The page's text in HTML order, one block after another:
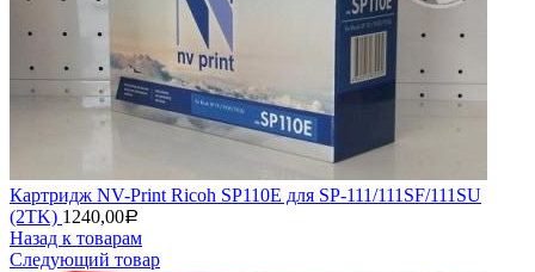
Картридж NV-Print Ricoh SP110E для SP-111/111SF/111SU
(2TK) 1240,00Р
Назад к товарам
Следующий товар